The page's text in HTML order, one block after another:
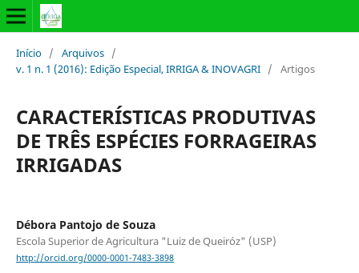
Início / Arquivos /
v. 1 n. 1 (2016): Edição Especial, IRRIGA & INOVAGRI / Artigos
CARACTERÍSTICAS PRODUTIVAS
DE TRÊS ESPÉCIES FORRAGEIRAS
IRRIGADAS
Débora Pantojo de Souza
Escola Superior de Agricultura "Luiz de Queiróz" (USP)
http://orcid.org/0000-0001-7483-3898